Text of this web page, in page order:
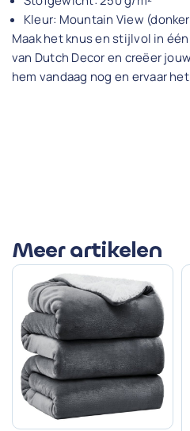
Kleur: Mountain View
Maak het knus en stijlvol in
van Dutch Decor en creëer
hem vandaag nog en ervaar
Meer artikelen